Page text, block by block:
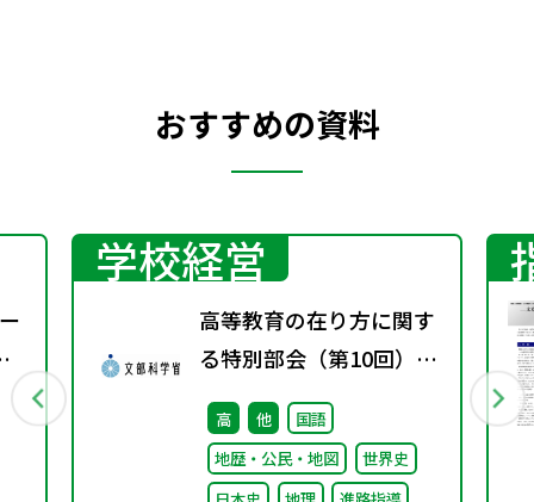
おすすめの資料
学校経営
高等教育の在り方に関す
る特別部会（第10回）配
付資料
高 他
国語
地歴・公民・地図
世界史